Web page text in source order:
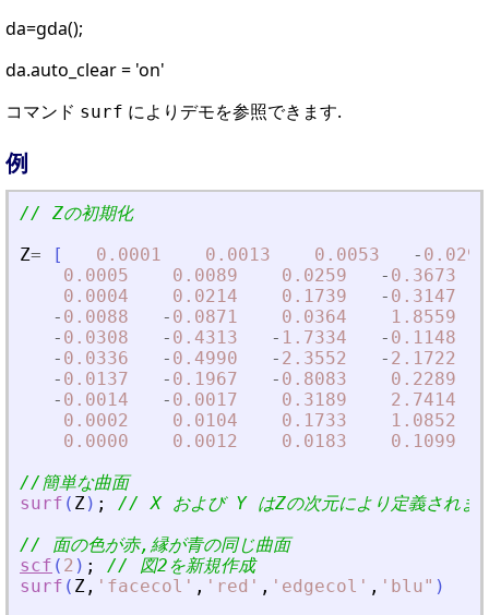
da=gda();
da.auto_clear = 'on'
コマンド surf によりデモを参照できます.
例
// Zの初期化
Z= [ 0.0001 0.0013 0.0053 - 0.0299
0.0005
0.0089 0.0259 - 0.3673
0.0004
0.0214 0.1739 - 0.3147
- 0.0088 - 0.0871 0.0364
1.8559
- 0.0308 - 0.4313 - 1.7334 - 0.1148
- 0.0336 - 0.4990 - 2.3552 - 2.1722
- 0.0137 - 0.1967 - 0.8083
0.2289
- 0.0014 - 0.0017 0.3189
2.7414
0.0002
0.0104 0.1733
1.0852
0.0000
0.0012 0.0183
0.1099
//簡単な曲面
surf ( Z) ;
// X および Y はZの次元により定義されま
// 面の色が赤,縁が青の同じ曲面
scf ( 2 ) ;
// 図2を新規作成
surf ( Z , ' facecol ' , ' red ' , ' edgecol ' , ' blu" )